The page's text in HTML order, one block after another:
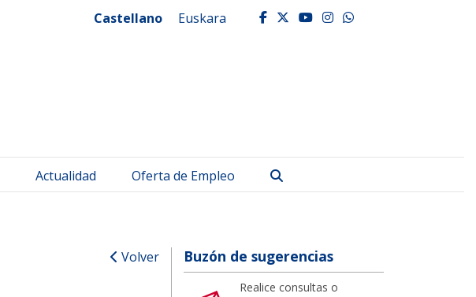
Castellano Euskara facebook
twitter
youtube
instagram
whatsapp
Actualidad Oferta de Empleo
Volver Buzón de sugerencias
Realice consultas o